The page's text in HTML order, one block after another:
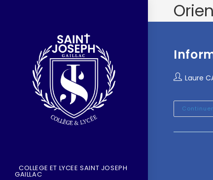
COLLEGE ET LYCEE SAINT JOSEPH
GAILLAC
Laure